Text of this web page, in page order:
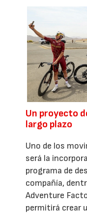
Un proyecto
largo plazo
Uno de los
será la
programa de
compañía,
Adventure
permitirá crear